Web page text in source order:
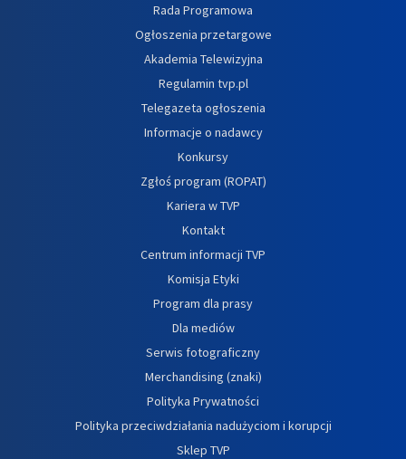
Rada Programowa
Ogłoszenia przetargowe
Akademia Telewizyjna
Regulamin tvp.pl
Telegazeta ogłoszenia
Informacje o nadawcy
Konkursy
Zgłoś program (ROPAT)
Kariera w TVP
Kontakt
Centrum informacji TVP
Komisja Etyki
Program dla prasy
Dla mediów
Serwis fotograficzny
Merchandising (znaki)
Polityka Prywatności
Polityka przeciwdziałania nadużyciom i korupcji
Sklep TVP